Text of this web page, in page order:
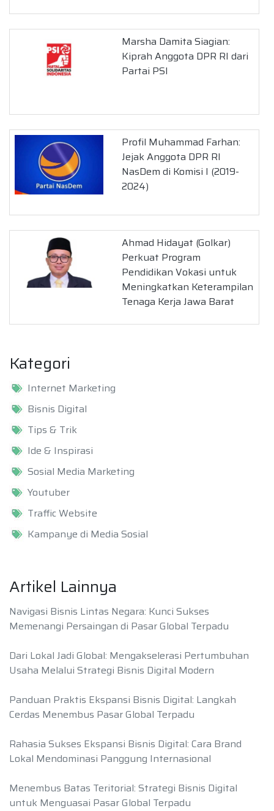
Marsha Damita Siagian:
Kiprah Anggota DPR RI dari
Partai PSI
Profil Muhammad Farhan:
Jejak Anggota DPR RI
NasDem di Komisi I (2019-
2024)
Ahmad Hidayat (Golkar)
Perkuat Program
Pendidikan Vokasi untuk
Meningkatkan Keterampilan
Tenaga Kerja Jawa Barat
Kategori
Internet Marketing
Bisnis Digital
Tips & Trik
Ide & Inspirasi
Sosial Media Marketing
Youtuber
Traffic Website
Kampanye di Media Sosial
Artikel Lainnya
Navigasi Bisnis Lintas Negara: Kunci Sukses
Memenangi Persaingan di Pasar Global Terpadu
Dari Lokal Jadi Global: Mengakselerasi Pertumbuhan
Usaha Melalui Strategi Bisnis Digital Modern
Panduan Praktis Ekspansi Bisnis Digital: Langkah
Cerdas Menembus Pasar Global Terpadu
Rahasia Sukses Ekspansi Bisnis Digital: Cara Brand
Lokal Mendominasi Panggung Internasional
Menembus Batas Teritorial: Strategi Bisnis Digital
untuk Menguasai Pasar Global Terpadu